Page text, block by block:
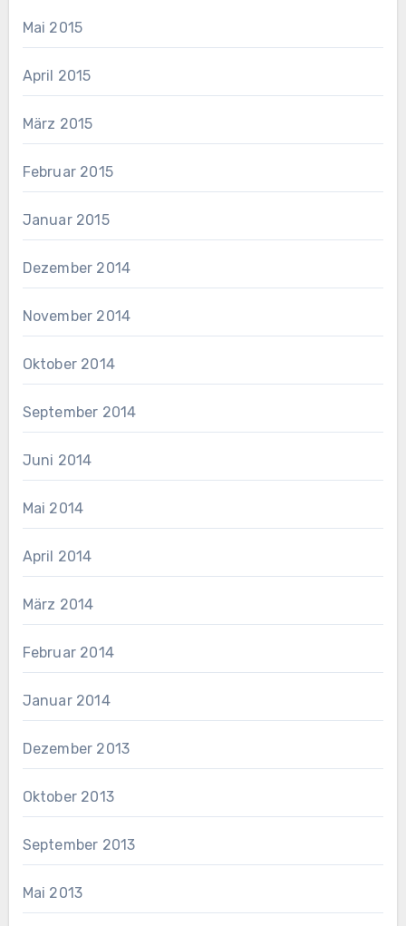
Mai 2015
April 2015
März 2015
Februar 2015
Januar 2015
Dezember 2014
November 2014
Oktober 2014
September 2014
Juni 2014
Mai 2014
April 2014
März 2014
Februar 2014
Januar 2014
Dezember 2013
Oktober 2013
September 2013
Mai 2013